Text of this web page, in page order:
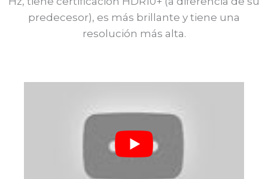
predecesor), es más brillante y tiene una
resolución más alta.